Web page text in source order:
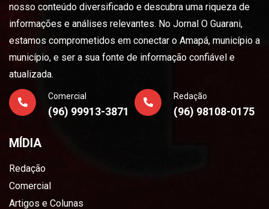
nosso conteúdo diversificado e descubra uma riqueza de
informações e análises relevantes. No Jornal O Guarani,
estamos comprometidos em conectar o Amapá, município a
município, e ser a sua fonte de informação confiável e
atualizada.
Comercial
(96) 99913-3871
Redação
(96) 98108-0175
MÍDIA
Redação
Comercial
Artigos e Colunas